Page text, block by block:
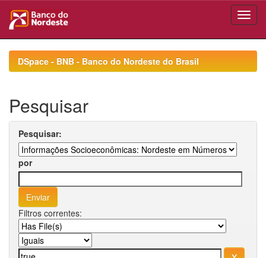
navigationDSpace - BNB - Banco do Nordeste do Brasil
Pesquisar
Pesquisar:
por
Filtros correntes: